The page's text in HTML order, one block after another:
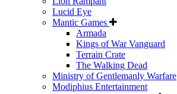
Lucid Eye
Mantic Games
Armada
Kings of War Vanguard
Terrain Crate
The Walking Dead
Ministry of Gentlemanly Warfare
Modiphius Entertainment